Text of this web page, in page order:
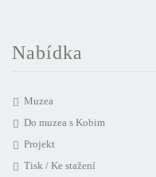
Nabídka
Muzea
Do muzea s Kobim
Projekt
Tisk / Ke stažení